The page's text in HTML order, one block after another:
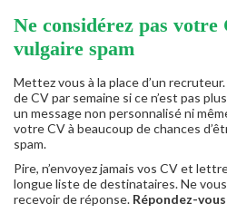
Ne considérez pas votre
vulgaire spam
Mettez vous à la place d’un
de CV par semaine si ce n’est pas
un message non personnalisé ni
votre CV à beaucoup de chances
spam.
Pire, n’envoyez jamais vos CV et
longue liste de destinataires. Ne
recevoir de réponse. Répondez-